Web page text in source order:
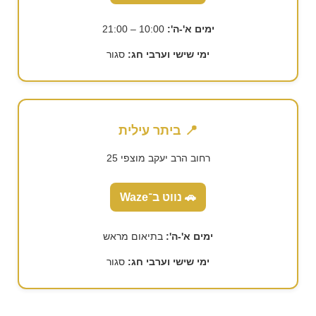
ימים א'-ה': 10:00 – 21:00
ימי שישי וערבי חג: סגור
📍 ביתר עילית
רחוב הרב יעקב מוצפי 25
🚗 נווט ב־Waze
ימים א'-ה': בתיאום מראש
ימי שישי וערבי חג: סגור